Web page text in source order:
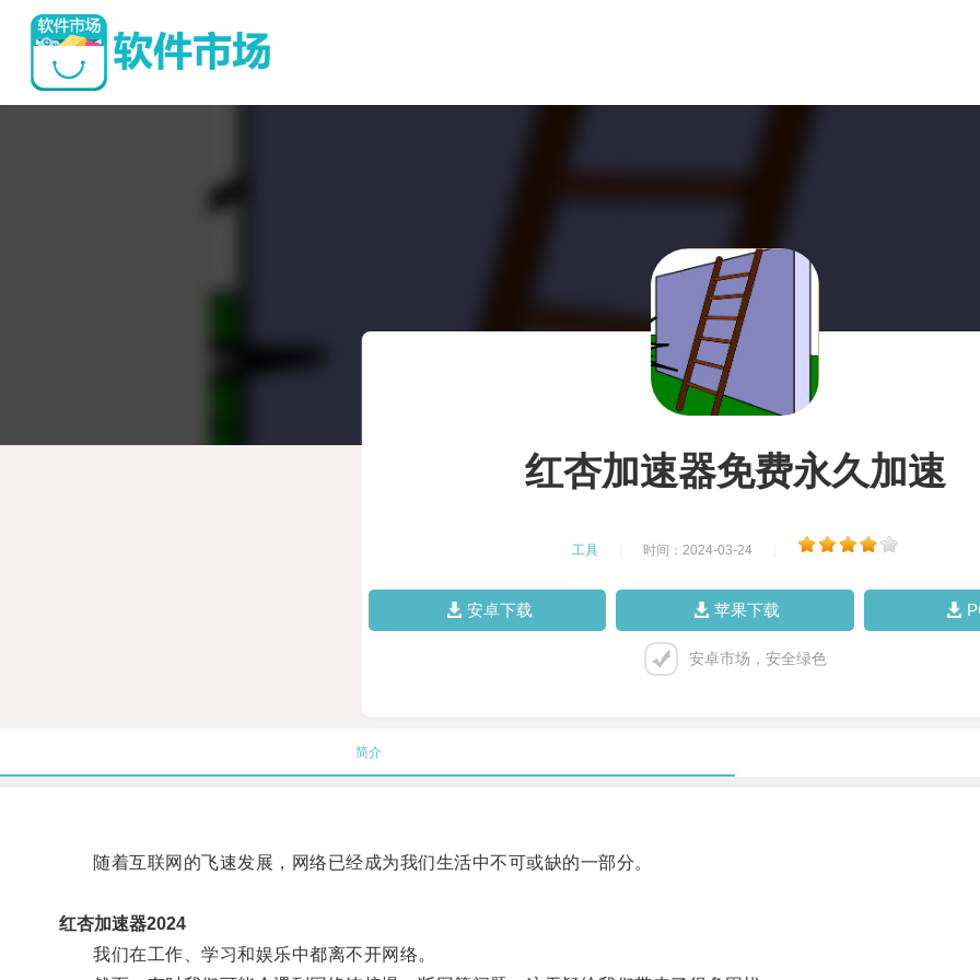
红杏加速器免费永久加速
工具 时间：2024-03-24
安卓下载 苹果下载
安卓市场，安全绿色
简介
随着互联网的飞速发展，网络已经成为我们生活中不可或缺的一部分。
红杏加速器2024
我们在工作、学习和娱乐中都离不开网络。